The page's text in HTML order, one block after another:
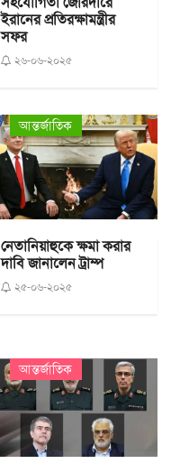
ইরানের প্রতিরক্ষামন্ত্রীর
সফর
২৬-০৬-২০২৫
আন্তর্জাতিক
নেতানিয়াহুকে ক্ষমা করার
দাবি জানালেন ট্রাম্প
২৫-০৬-২০২৫
আন্তর্জাতিক